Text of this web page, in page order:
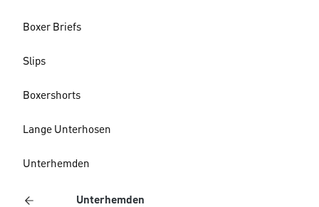
Boxer Briefs
Slips
Boxershorts
Lange Unterhosen
Unterhemden
Unterhemden